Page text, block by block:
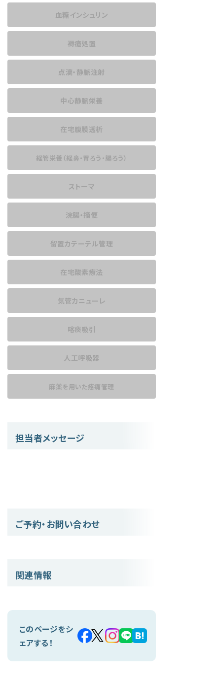
血糖インシュリン
褥瘡処置
点滴・静脈注射
中心静脈栄養
在宅腹膜透析
経管栄養 （経鼻・胃ろう・腸ろう）
ストーマ
浣腸・摘便
留置カテーテル管理
在宅酸素療法
気管カニューレ
喀痰吸引
人工呼吸器
麻薬を用いた疼痛管理
担当者メッセージ
ご予約・お問い合わせ
関連情報
このページをシ
ェアする！